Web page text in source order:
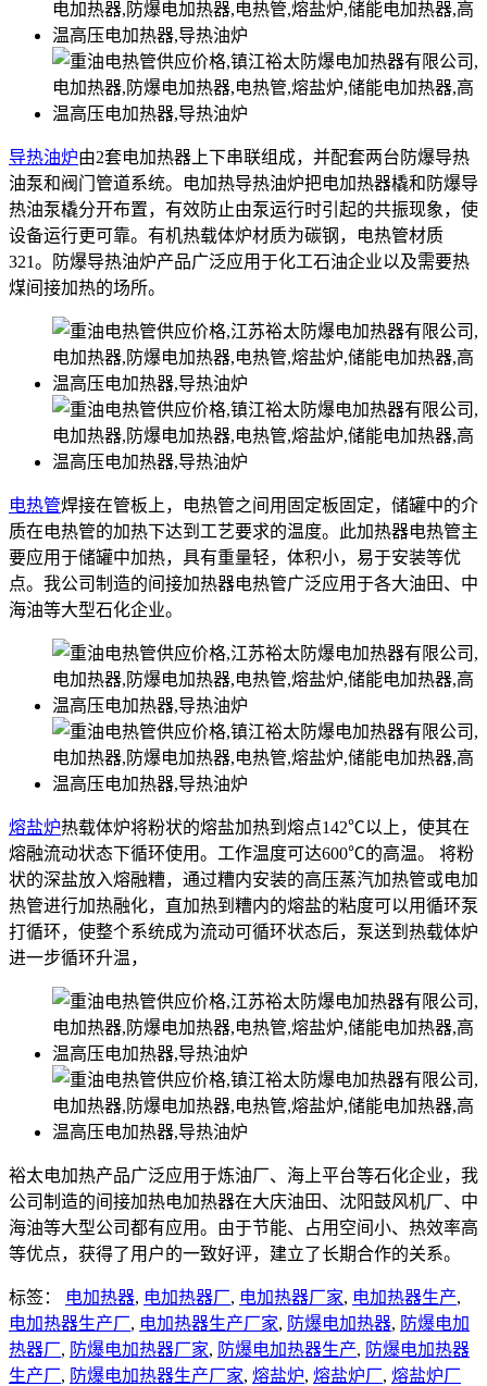
导热油炉由2套电加热器上下串联组成，并配套两台防爆导热
油泵和阀门管道系统。电加热导热油炉把电加热器橇和防爆导
热油泵橇分开布置，有效防止由泵运行时引起的共振现象，使
设备运行更可靠。有机热载体炉材质为碳钢，电热管材质
321。防爆导热油炉产品广泛应用于化工石油企业以及需要热
煤间接加热的场所。
电热管焊接在管板上，电热管之间用固定板固定，储罐中的介
质在电热管的加热下达到工艺要求的温度。此加热器电热管主
要应用于储罐中加热，具有重量轻，体积小，易于安装等优
点。我公司制造的间接加热器电热管广泛应用于各大油田、中
海油等大型石化企业。
熔盐炉热载体炉将粉状的熔盐加热到熔点142℃以上，使其在
熔融流动状态下循环使用。工作温度可达600℃的高温。 将粉
状的深盐放入熔融糟，通过糟内安装的高压蒸汽加热管或电加
热管进行加热融化，直加热到糟内的熔盐的粘度可以用循环泵
打循环，使整个系统成为流动可循环状态后，泵送到热载体炉
进一步循环升温，
裕太电加热产品广泛应用于炼油厂、海上平台等石化企业，我
公司制造的间接加热电加热器在大庆油田、沈阳鼓风机厂、中
海油等大型公司都有应用。由于节能、占用空间小、热效率高
等优点，获得了用户的一致好评，建立了长期合作的关系。
标签： 电加热器, 电加热器厂, 电加热器厂家, 电加热器生产,
电加热器生产厂, 电加热器生产厂家, 防爆电加热器, 防爆电加
热器厂, 防爆电加热器厂家, 防爆电加热器生产, 防爆电加热器
生产厂, 防爆电加热器生产厂家, 熔盐炉, 熔盐炉厂, 熔盐炉厂